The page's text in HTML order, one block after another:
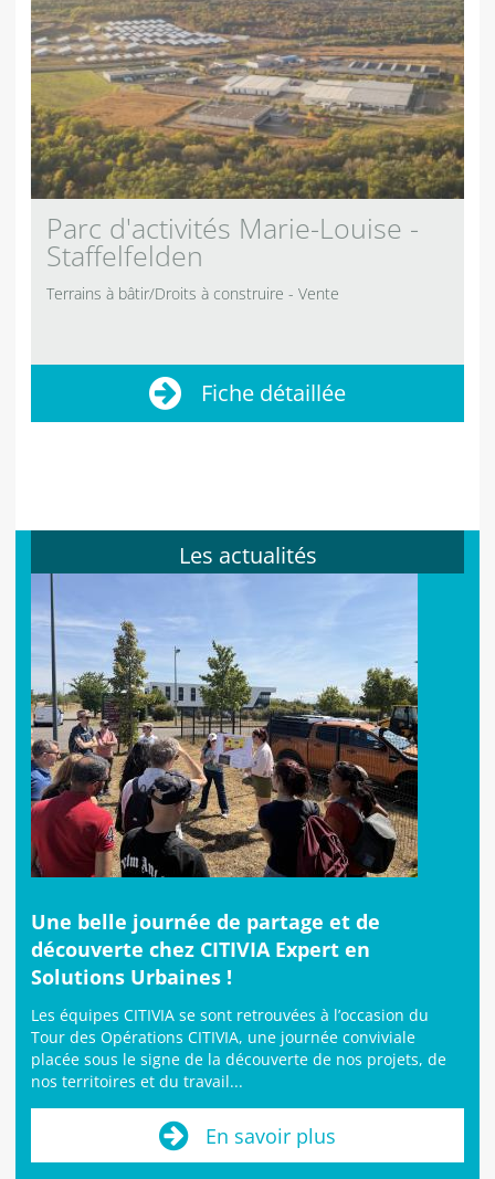
Parc d'activités Marie-Louise -
Staffelfelden
Terrains à bâtir/Droits à construire Vente
Fiche détaillée
Les actualités
Une belle journée de partage et de
découverte chez CITIVIA Expert en
Solutions Urbaines !
Les équipes CITIVIA se sont retrouvées à l’occasion du
Tour des Opérations CITIVIA, une journée conviviale
placée sous le signe de la découverte de nos projets, de
nos territoires et du travail...
En savoir plus